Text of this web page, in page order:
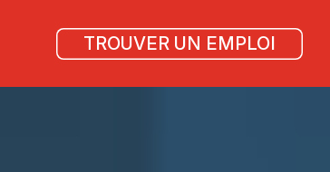
TROUVER UN EMPLOI